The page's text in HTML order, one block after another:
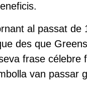
al passat de
des que
frase célebre
van passar